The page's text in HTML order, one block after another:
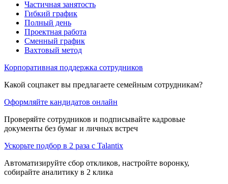
Частичная занятость
Гибкий график
Полный день
Проектная работа
Сменный график
Вахтовый метод
Корпоративная поддержка сотрудников
Какой соцпакет вы предлагаете семейным сотрудникам?
Оформляйте кандидатов онлайн
Проверяйте сотрудников и подписывайте кадровые
документы без бумаг и личных встреч
Ускорьте подбор в 2 раза с Talantix
Автоматизируйте сбор откликов, настройте воронку,
собирайте аналитику в 2 клика